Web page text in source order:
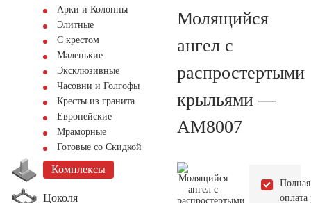
Арки и Колонны
Элитные
С крестом
Маленькие
Эксклюзивные
Часовни и Голгофы
Кресты из гранита
Европейские
Мраморные
Готовые со Скидкой
Комплексы
Цоколя
Молящийся
ангел с
распростертыми
крыльями —
AM8007
Полная
оплата